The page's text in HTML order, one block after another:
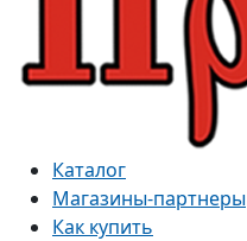
Каталог
Магазины-партнеры
Как купить